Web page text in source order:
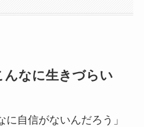
んなに生きづらい
に自信がないんだろう」